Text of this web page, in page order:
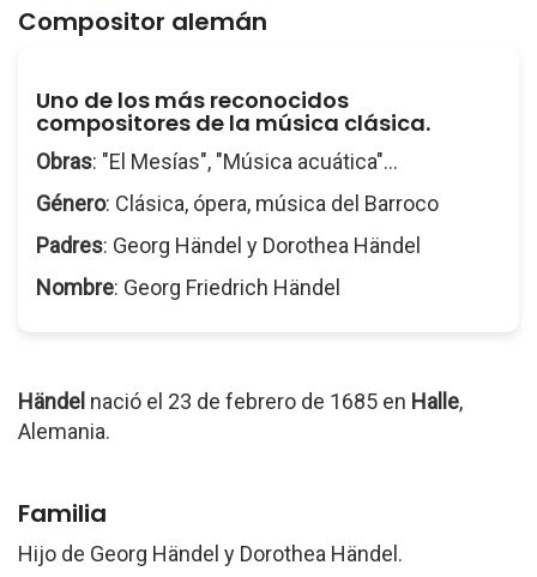
Compositor alemán
Uno de los más reconocidos
compositores de la música clásica.
Obras: "El Mesías", "Música acuática"...
Género: Clásica, ópera, música del Barroco
Padres: Georg Händel y Dorothea Händel
Nombre: Georg Friedrich Händel
Händel nació el 23 de febrero de 1685 en Halle,
Alemania.
Familia
Hijo de Georg Händel y Dorothea Händel.